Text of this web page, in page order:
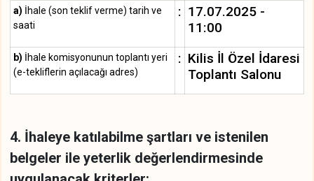
a) İhale (son teklif verme) tarih ve
saati
: 17.07.2025 -
11:00
b) İhale komisyonunun toplantı yeri
(e-tekliflerin açılacağı adres)
: Kilis İl Özel İdaresi
Toplantı Salonu
4. İhaleye katılabilme şartları ve istenilen
belgeler ile yeterlik değerlendirmesinde